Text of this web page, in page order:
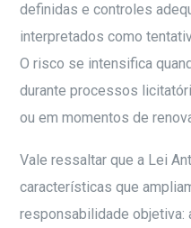
definidas e controles
interpretados como
O risco se intensifica
durante processos
ou em momentos de
Vale ressaltar que a Lei
características que
responsabilidade